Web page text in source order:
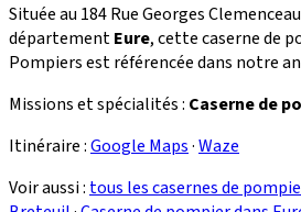
Située au 184 Rue Georges
départementEure, cette caserne de
Pompiers est référencée dans notre
Missions et spécialités : Caserne de
Itinéraire :Google Maps·Waze
Voir aussi : tous les casernes de